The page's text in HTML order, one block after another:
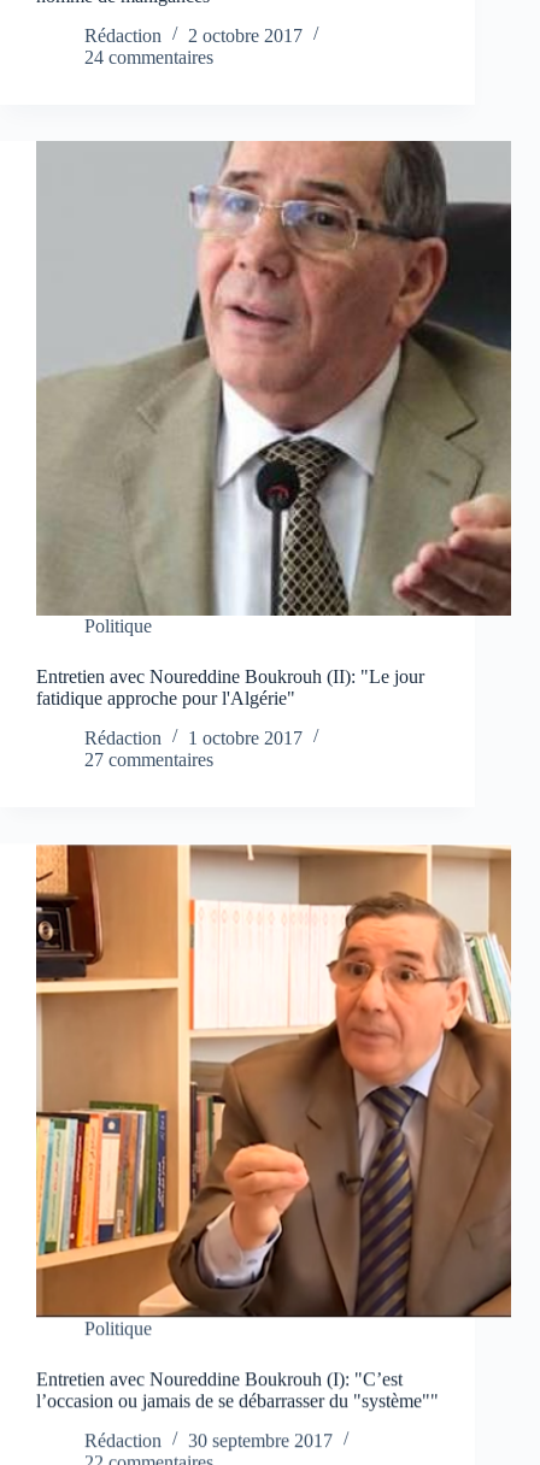
Rédaction
2 octobre 2017
24 commentaires
Politique
Entretien avec Noureddine Boukrouh (II): "Le jour
fatidique approche pour l'Algérie"
Rédaction
1 octobre 2017
27 commentaires
Politique
Entretien avec Noureddine Boukrouh (I): "C’est
l’occasion ou jamais de se débarrasser du "système""
Rédaction
30 septembre 2017